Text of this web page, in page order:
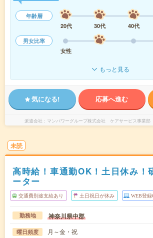
年齢層
20代
30代 40代
男女比率
女性
もっと見る
気になる! 応募へ進む
派遣会社 マンパワーグループ株式会社 ケアサービス事業部
未読
高時給！車通勤OK！土日休み！
ーター
交通費別途支給あり 土日祝日が休み WEB登録
勤務地 神奈川県中郡
曜日頻度 月～金・祝